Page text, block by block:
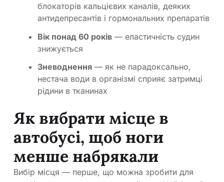
блокаторів кальцієвих каналів, деяких
антидепресантів і гормональних препаратів
Вік понад 60 років — еластичність судин
знижується
Зневоднення — як не парадоксально,
нестача води в організмі сприяє затримці
рідини в тканинах
Як вибрати місце в
автобусі, щоб ноги
менше набрякали
Вибір місця — перше, що можна зробити для